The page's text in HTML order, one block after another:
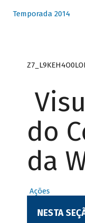
Temporada 2014
do
da
Ações
NESTA